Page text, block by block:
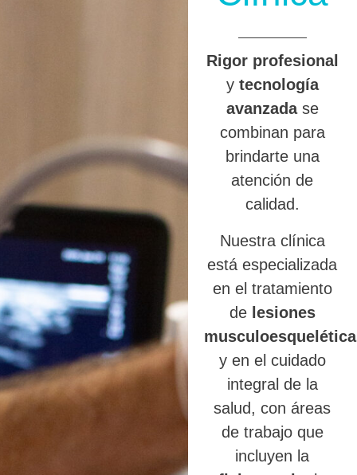
Rigor profesional
y tecnología
avanzadase
combinan para
brindarte una
atención de
calidad.
Nuestra clínica
está especializada
en el tratamiento
de lesiones
y en el cuidado
integral de la
salud, con áreas
de trabajo que
incluyen la